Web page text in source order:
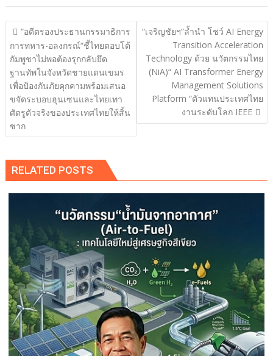
แนะแนว
เรื่อง
“อดีตรองประธานกรรมาธิการ
การทหาร-อลงกรณ์“ชี้ไทยตอบโต้
กัมพูชาไม่พอต้องรุกกลับยึด
ฐานทัพในจังหวัดชายแดนเขมร
เพื่อป้องกันภัยคุกคามพร้อมเสนอ
ขจัดระบอบฮุนเซนและไทยเทา
ศัตรูตัวจริงของประเทศไทยให้สิ้น
ซาก
“เจริญชัยฯ”ล้ำนำ โชว์ AI Energy
Transition Acceleration
Technology ด้วย นวัตกรรมไทย
(NiA)“ AI Transformer Energy
Management Solutions
Platform “ตัวแทนประเทศไทย
งานระดับโลก IEEE
RELATED POSTS